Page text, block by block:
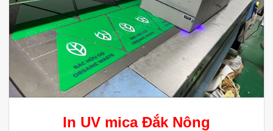
In UV mica Đắk Nông